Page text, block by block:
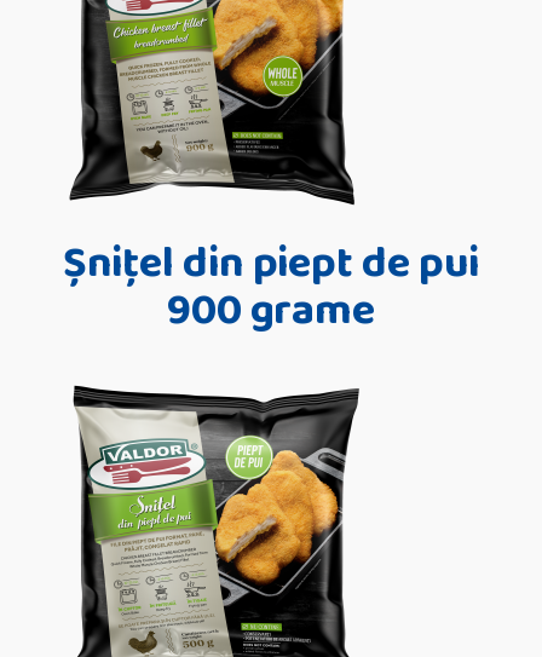
Șnițel din piept de pui
900 grame